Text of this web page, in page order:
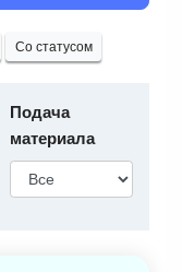
Со статусом
Подача
материала